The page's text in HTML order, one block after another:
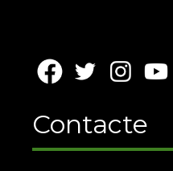
Contacte